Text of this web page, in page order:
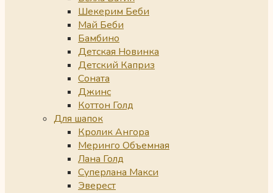
Шекерим Беби
Май Беби
Бамбино
Детская Новинка
Детский Каприз
Соната
Джинс
Коттон Голд
Для шапок
Кролик Ангора
Меринго Объемная
Лана Голд
Суперлана Макси
Эверест